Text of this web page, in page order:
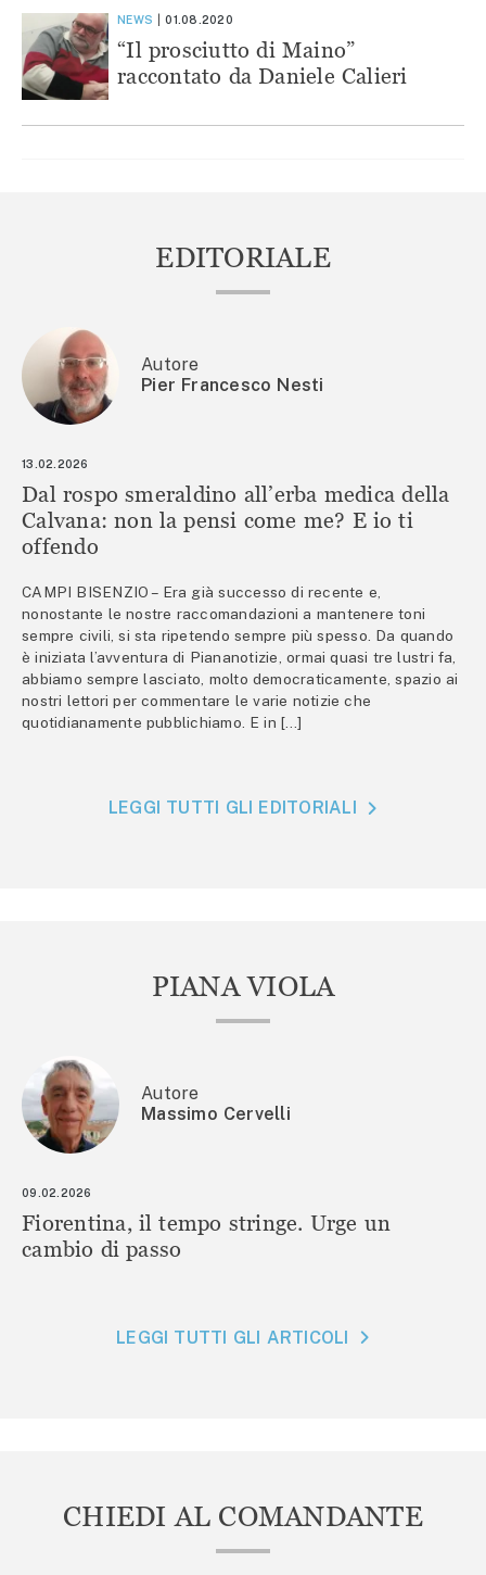
NEWS 01.08.2020
“Il prosciutto di Maino”
raccontato da Daniele Calieri
EDITORIALE
Autore
Pier Francesco Nesti
13.02.2026
Dal rospo smeraldino all’erba medica della
Calvana: non la pensi come me? E io ti
offendo
CAMPI BISENZIO – Era già successo di recente e,
nonostante le nostre raccomandazioni a mantenere toni
sempre civili, si sta ripetendo sempre più spesso. Da quando
è iniziata l’avventura di Piananotizie, ormai quasi tre lustri fa,
abbiamo sempre lasciato, molto democraticamente, spazio ai
nostri lettori per commentare le varie notizie che
quotidianamente pubblichiamo. E in […]
LEGGI TUTTI GLI EDITORIALI
PIANA VIOLA
Autore
Massimo Cervelli
09.02.2026
Fiorentina, il tempo stringe. Urge un
cambio di passo
LEGGI TUTTI GLI ARTICOLI
CHIEDI AL COMANDANTE